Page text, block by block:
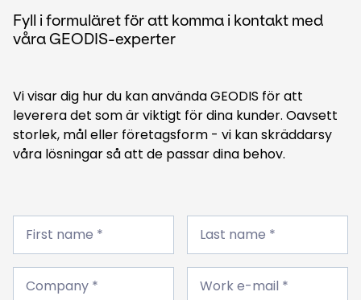
Fyll i formuläret för att komma i kontakt med
våra GEODIS-experter
Vi visar dig hur du kan använda GEODIS för att
leverera det som är viktigt för dina kunder. Oavsett
storlek, mål eller företagsform - vi kan skräddarsy
våra lösningar så att de passar dina behov.
First
name
First name *
Last
name
Last name *
Company
Company *
Work
e-Work e-mail *